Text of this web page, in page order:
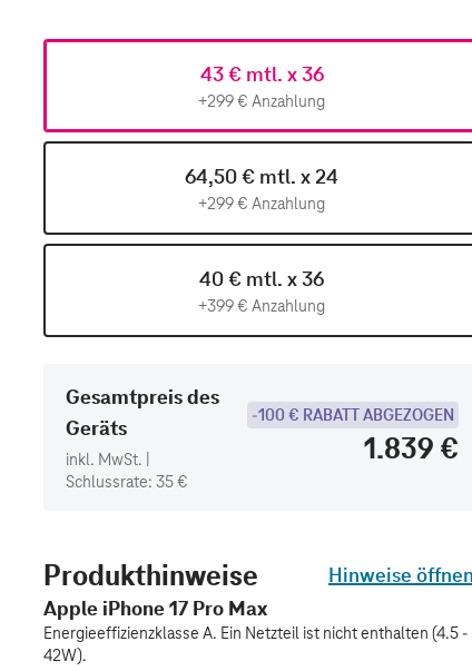
43 € mtl. x 36
+299 € Anzahlung
64,50 € mtl. x 24
+299 € Anzahlung
40 € mtl. x 36
+399 € Anzahlung
Gesamtpreis des
Geräts
inkl. MwSt. |
Schlussrate: 35 €
-100 € RABATT ABGEZOGEN
1.839 €
Produkthinweise
Hinweise
Apple iPhone 17 Pro Max
Energieeffizienzklasse A. Ein Netzteil ist nicht enthalten (4.5 -
42W).